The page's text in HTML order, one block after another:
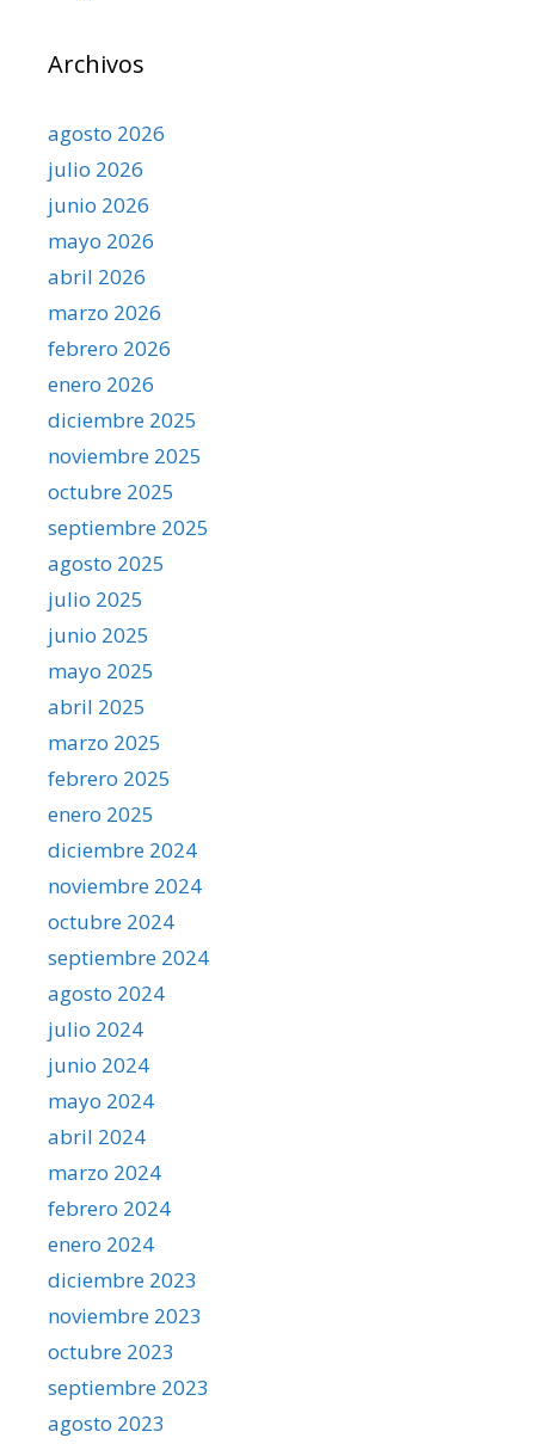
Archivos
agosto 2026
julio 2026
junio 2026
mayo 2026
abril 2026
marzo 2026
febrero 2026
enero 2026
diciembre 2025
noviembre 2025
octubre 2025
septiembre 2025
agosto 2025
julio 2025
junio 2025
mayo 2025
abril 2025
marzo 2025
febrero 2025
enero 2025
diciembre 2024
noviembre 2024
octubre 2024
septiembre 2024
agosto 2024
julio 2024
junio 2024
mayo 2024
abril 2024
marzo 2024
febrero 2024
enero 2024
diciembre 2023
noviembre 2023
octubre 2023
septiembre 2023
agosto 2023